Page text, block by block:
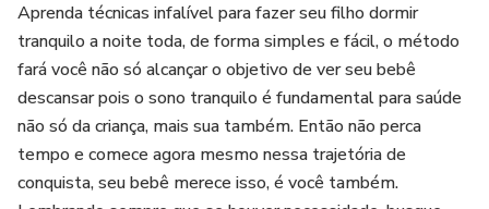
Aprenda técnicas infalível para fazer seu filho dormir
tranquilo a noite toda, de forma simples e fácil, o método
fará você não só alcançar o objetivo de ver seu bebê
descansar pois o sono tranquilo é fundamental para saúde
não só da criança, mais sua também. Então não perca
tempo e comece agora mesmo nessa trajetória de
conquista, seu bebê merece isso, é você também.